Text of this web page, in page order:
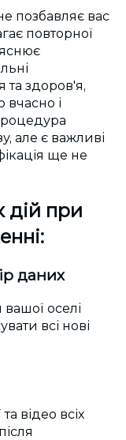
позбавляє вас
повторної
здоров'я,
вчасно і
але є важливі
ще не
дій при
даних
оселі
всі нові
відео всіх